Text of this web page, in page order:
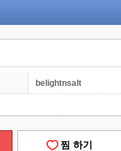
belightnsalt
찜 하기